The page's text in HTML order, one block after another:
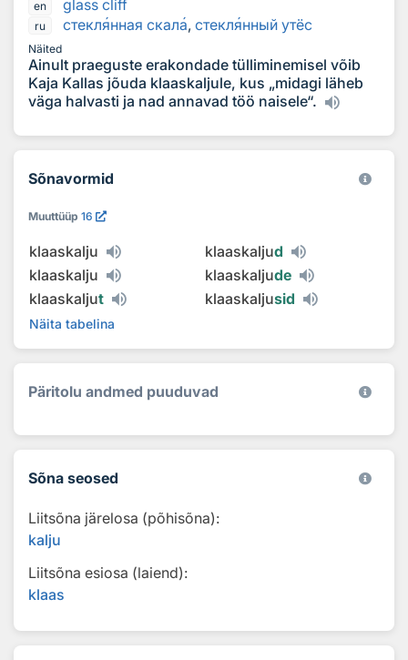
en
glass cliff
ru стеклянная скала, стеклянный утёс
Näited
Ainult praeguste erakondade tülliminemisel võib
Kaja Kallas jõuda klaaskaljule, kus „midagi läheb
väga halvasti ja nad annavad töö naisele“.
Sõnavormid
Muuttüüp 16
klaaskalju klaaskaljud
klaaskalju
klaaskaljude
klaaskaljut klaaskaljusid
Näita tabelina
Päritolu andmed puuduvad
Sõna seosed
Liitsõna järelosa (põhisõna):
kalju
Liitsõna esiosa (laiend):
klaas